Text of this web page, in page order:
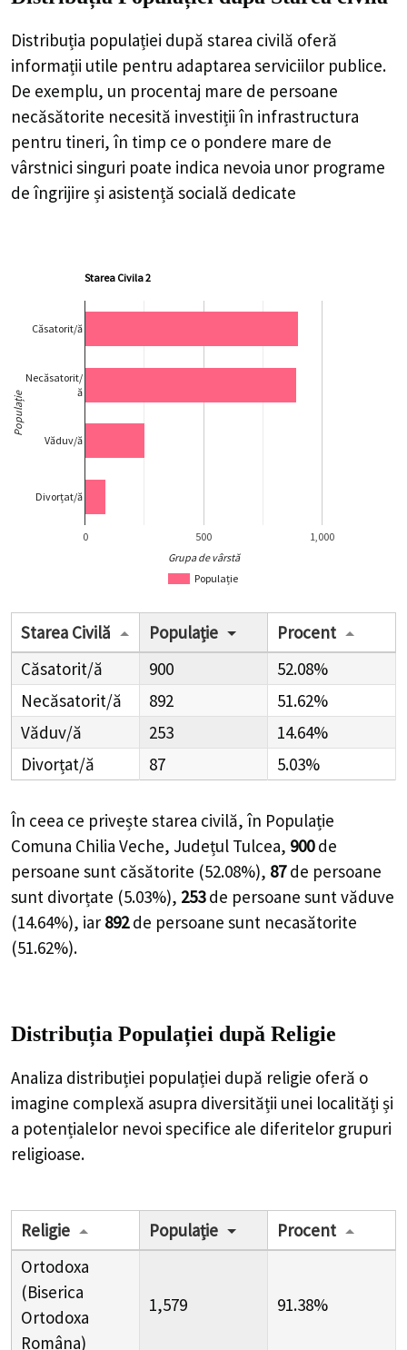
Distribuția populației după starea civilă oferă
informații utile pentru adaptarea serviciilor publice.
De exemplu, un procentaj mare de persoane
necăsătorite necesită investiții în infrastructura
pentru tineri, în timp ce o pondere mare de
vârstnici singuri poate indica nevoia unor programe
de îngrijire și asistență socială dedicate
Starea Civila 2
Populație
0 500 1,000
Căsatorit/ă
Necăsatorit/
ă
Văduv/ă
Divorțat/ă
Grupa de vârstă
Populație
Starea Civilă Populație
Procent
Căsatorit/ă
900
52.08%
Necăsatorit/ă
892
51.62%
Văduv/ă
253
14.64%
Divorțat/ă
87 5.03%
În ceea ce privește starea civilă, în Populație
Comuna Chilia Veche, Județul Tulcea, 900 de
persoane sunt căsătorite (52.08%), 87 de persoane
sunt divorțate (5.03%), 253 de persoane sunt văduve
(14.64%), iar 892 de persoane sunt necasătorite
(51.62%).
Distribuția Populației după Religie
Analiza distribuției populației după religie oferă o
imagine complexă asupra diversității unei localități și
a potențialelor nevoi specifice ale diferitelor grupuri
religioase.
Religie Populație
Procent
Ortodoxa
(Biserica
Ortodoxa
Româna)
1,579 91.38%